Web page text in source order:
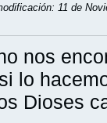
11 de
nos
lo
Dioses